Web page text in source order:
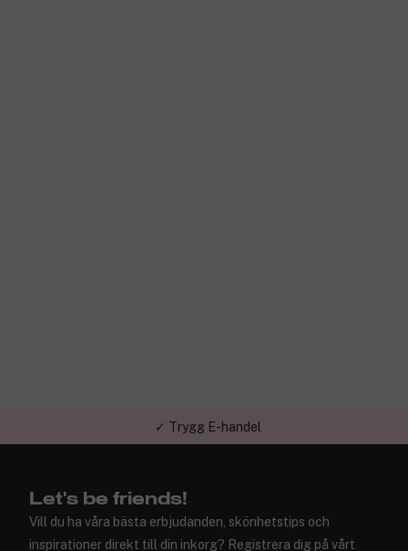
✓ Trygg E-handel
Let's be friends!
Vill du ha våra bästa erbjudanden, skönhetstips och
inspirationer direkt till din inkorg? Registrera dig på vårt